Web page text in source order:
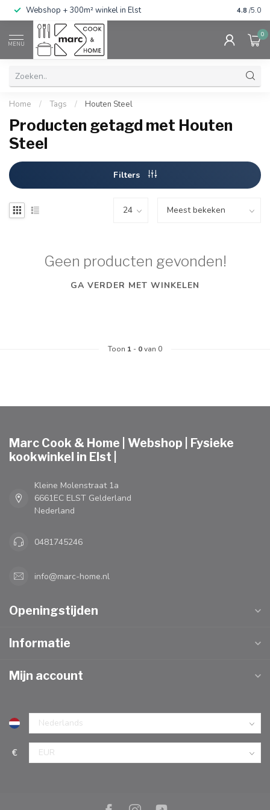
Webshop + 300m² winkel in Elst Gratis
4.8 /5.0
MENU
0
Home / Tags / Houten Steel
Producten getagd met Houten
Steel
Filters
Geen producten gevonden!
GA VERDER MET WINKELEN
Toon 1 - 0van 0
Marc Cook & Home | Webshop | Fysieke
kookwinkel in Elst |
Kleine Molenstraat 1a
6661EC ELST Gelderland
Nederland
0481745246
info@marc-home.nl
Openingstijden
Informatie
Mijn account
€